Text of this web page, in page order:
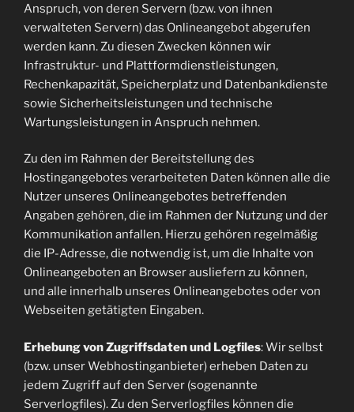
Anspruch, von deren Servern (bzw. von ihnen
verwalteten Servern) das Onlineangebot abgerufen
werden kann. Zu diesen Zwecken können wir
Infrastruktur- und Plattformdienstleistungen,
Rechenkapazität, Speicherplatz und Datenbankdienste
sowie Sicherheitsleistungen und technische
Wartungsleistungen in Anspruch nehmen.
Zu den im Rahmen der Bereitstellung des
Hostingangebotes verarbeiteten Daten können alle die
Nutzer unseres Onlineangebotes betreffenden
Angaben gehören, die im Rahmen der Nutzung und der
Kommunikation anfallen. Hierzu gehören regelmäßig
die IP-Adresse, die notwendig ist, um die Inhalte von
Onlineangeboten an Browser ausliefern zu können,
und alle innerhalb unseres Onlineangebotes oder von
Webseiten getätigten Eingaben.
Erhebung von Zugriffsdaten und Logfiles: Wir selbst
(bzw. unser Webhostinganbieter) erheben Daten zu
jedem Zugriff auf den Server (sogenannte
Serverlogfiles). Zu den Serverlogfiles können die